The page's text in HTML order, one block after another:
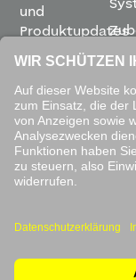
und
Produktupdates
direkt in
Ihren
Posteingang.
ABONNIEREN
Sie unsere